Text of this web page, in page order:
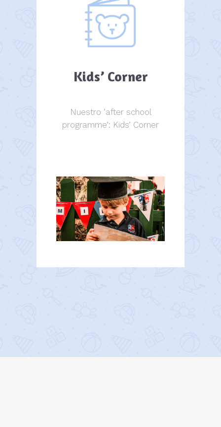
Kids’ Corner
Nuestro ‘after school
programme’: Kids’ Corner